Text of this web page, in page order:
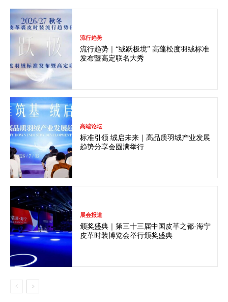
流行趋势
流行趋势｜“绒跃极境” 高蓬松度羽绒标准
发布暨高定联名大秀
高端论坛
标准引领 绒启未来｜高品质羽绒产业发展
趋势分享会圆满举行
展会报道
颁奖盛典｜第三十三届中国皮革之都·海宁
皮革时装博览会举行颁奖盛典